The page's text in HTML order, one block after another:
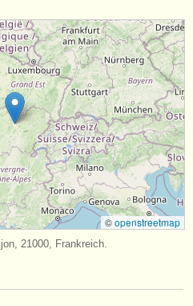
©openstreetmap
21000, Frankreich.